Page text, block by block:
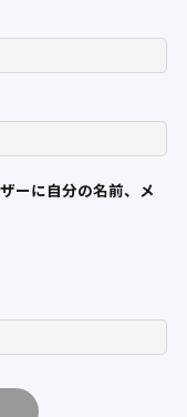
ーに自分の名前、メ